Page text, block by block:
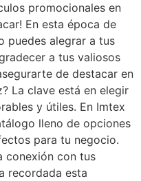
promocionales en
En esta época de
puedes alegrar a tus
a tus valiosos
de destacar en
La clave está en elegir
y útiles. En Imtex
lleno de opciones
para tu negocio.
conexión con tus
recordada esta